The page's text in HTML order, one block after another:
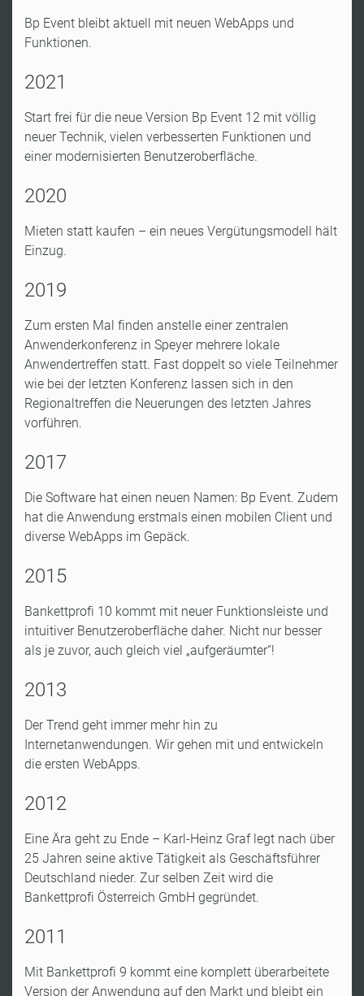
Bp Event bleibt aktuell mit neuen WebApps und
Funktionen.
2021
Start frei für die neue Version Bp Event 12 mit völlig
neuer Technik, vielen verbesserten Funktionen und
einer modernisierten Benutzeroberfläche.
2020
Mieten statt kaufen – ein neues Vergütungsmodell hält
Einzug.
2019
Zum ersten Mal finden anstelle einer zentralen
Anwenderkonferenz in Speyer mehrere lokale
Anwendertreffen statt. Fast doppelt so viele Teilnehmer
wie bei der letzten Konferenz lassen sich in den
Regionaltreffen die Neuerungen des letzten Jahres
vorführen.
2017
Die Software hat einen neuen Namen: Bp Event. Zudem
hat die Anwendung erstmals einen mobilen Client und
diverse WebApps im Gepäck.
2015
Bankettprofi 10 kommt mit neuer Funktionsleiste und
intuitiver Benutzeroberfläche daher. Nicht nur besser
als je zuvor, auch gleich viel „aufgeräumter“!
2013
Der Trend geht immer mehr hin zu
Internetanwendungen. Wir gehen mit und entwickeln
die ersten WebApps.
2012
Eine Ära geht zu Ende – Karl-Heinz Graf legt nach über
25 Jahren seine aktive Tätigkeit als Geschäftsführer
Deutschland nieder. Zur selben Zeit wird die
Bankettprofi Österreich GmbH gegründet.
2011
Mit Bankettprofi 9 kommt eine komplett überarbeitete
Version der Anwendung auf den Markt und bleibt ein